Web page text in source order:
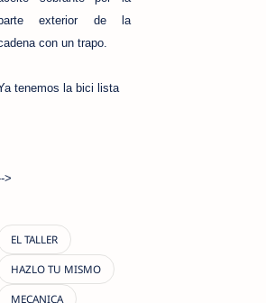
exterior de la
con un trapo.
tenemos la bici lista
>